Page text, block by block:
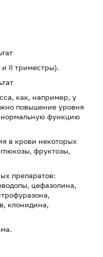
и II триместры).
как, например, у
повышение уровня
нормальную функцию
в крови некоторых
фруктозы,
препаратов:
цефазолина,
клонидина,